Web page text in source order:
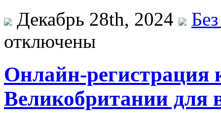
Декабрь 28th, 2024
отключены
Онлайн-регистрация
Великобритании для